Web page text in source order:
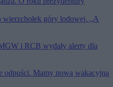
góry lodowej. „A
i RCB wydały alerty dla
odpuści. Mamy nową wakacyjną